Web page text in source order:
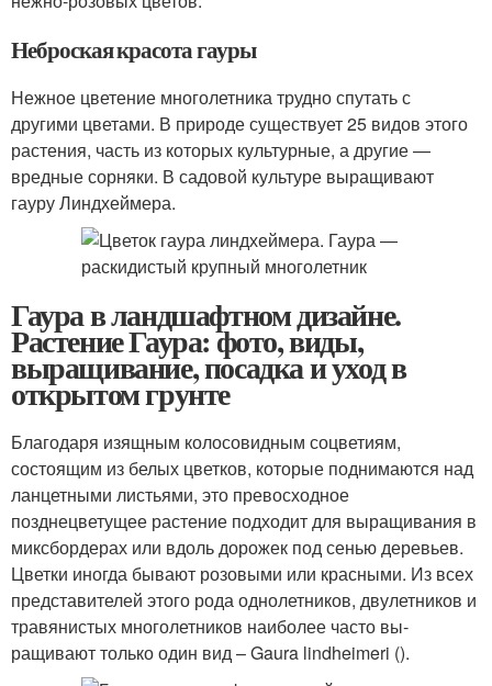
Неброская красота гауры
Нежное цветение многолетника трудно спутать с
другими цветами. В природе существует 25 видов этого
растения, часть из которых культурные, а другие —
вредные сорняки. В садовой культуре выращивают
гауру Линдхеймера.
Гаура в ландшафтном дизайне.
Растение Гаура: фото, виды,
выращивание, посадка и уход в
открытом грунте
Благодаря изящным колосовидным соцветиям,
состоящим из белых цвет­ков, которые поднимаются над
ланцет­ными листьями, это превосходное
позднецветущее растение подходит для вы­ращивания в
миксбордерах или вдоль дорожек под сенью деревьев.
Цветки иногда бывают розовыми или красны­ми. Из всех
представителей этого рода однолетников, двулетников и
травянис­тых многолетников наиболее часто вы­
ращивают только один вид – Gaura lindheimeri ().